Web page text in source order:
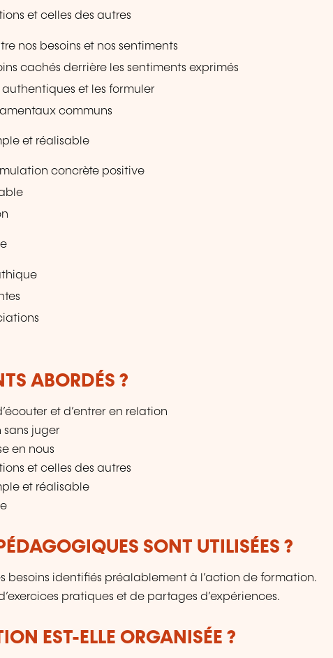
et celles des autres
nos besoins et nos sentiments
cachés derrière les sentiments exprimés
authentiques et les formuler
communs
et réalisable
concrète positive
ABORDÉS ?
et d’entrer en relation
sans juger
en nous
et celles des autres
et réalisable
SONT UTILISÉES ?
besoins identifiés préalablement à l’action de formation.
pratiques et de partages d’expériences.
EST-ELLE ORGANISÉE ?